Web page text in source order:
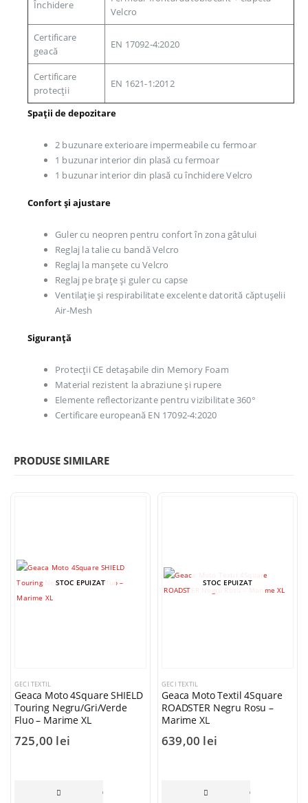
Închidere
Velcro
Certificare
geacă
EN 17092-4:2020
Certificare
protecții
EN 1621-1:2012
Spații de depozitare
2 buzunare exterioare impermeabile cu fermoar
1 buzunar interior din plasă cu fermoar
1 buzunar interior din plasă cu închidere Velcro
Confort și ajustare
Guler cu neopren pentru confort în zona gâtului
Reglaj la talie cu bandă Velcro
Reglaj la manșete cu Velcro
Reglaj pe brațe și guler cu capse
Ventilație și respirabilitate excelente datorită căptușelii
Air-Mesh
Siguranță
Protecții CE detașabile din Memory Foam
Material rezistent la abraziune și rupere
Elemente reflectorizante pentru vizibilitate 360°
Certificare europeană EN 17092-4:2020
PRODUSE SIMILARE
STOC EPUIZAT
GECI TEXTIL
Geaca Moto 4Square SHIELD
Touring Negru/Gri/Verde
Fluo – Marime XL
725,00 lei
CITEȘTE MAI MULT
STOC EPUIZAT
GECI TEXTIL
Geaca Moto Textil 4Square
ROADSTER Negru Rosu –
Marime XL
639,00 lei
CITEȘTE MAI